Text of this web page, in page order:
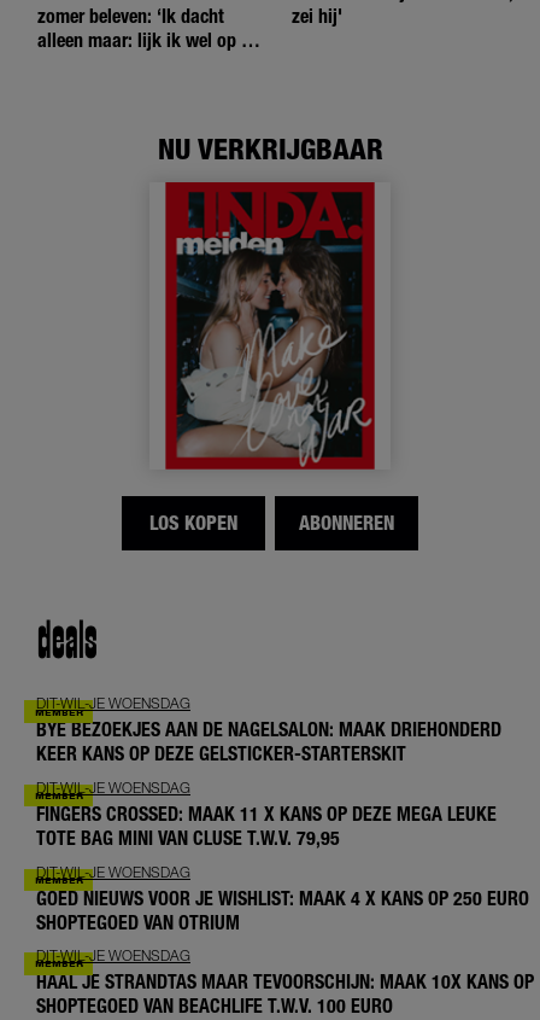
zomer beleven: ‘Ik dacht
alleen maar: lijk ik wel op de
zei hij'
NU VERKRIJGBAAR
LOS KOPEN ABONNEREN
deals
DIT-WIL-JE WOENSDAG
BYE BEZOEKJES AAN DE NAGELSALON: MAAK DRIEHONDERD
KEER KANS OP DEZE GELSTICKER-STARTERSKIT
DIT-WIL-JE WOENSDAG
FINGERS CROSSED: MAAK 11 X KANS OP DEZE MEGA LEUKE
TOTE BAG MINI VAN CLUSE T.W.V. 79,95
DIT-WIL-JE WOENSDAG
GOED NIEUWS VOOR JE WISHLIST: MAAK 4 X KANS OP 250 EURO
SHOPTEGOED VAN OTRIUM
DIT-WIL-JE WOENSDAG
HAAL JE STRANDTAS MAAR TEVOORSCHIJN: MAAK 10X KANS OP
SHOPTEGOED VAN BEACHLIFE T.W.V. 100 EURO